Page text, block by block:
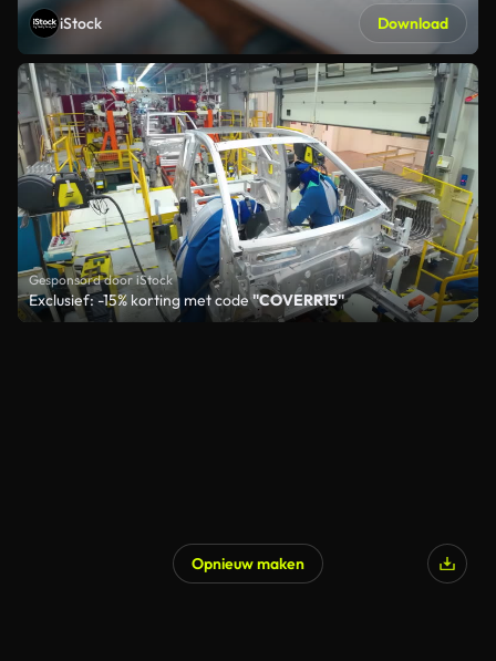
iStock Download
Gesponsord door iStock
Exclusief: -15% korting met code"COVERR15"
Opnieuw maken